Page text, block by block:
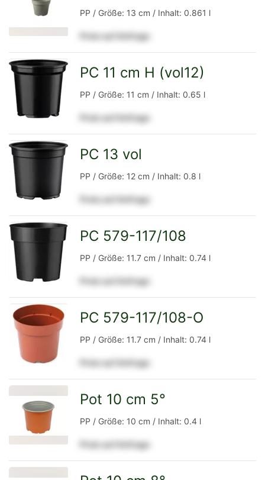
Detailseite
PP / Größe: 13 cm / Inhalt: 0.861 l
Preis auf Anfrage
Detailseite
PC 11 cm H (vol12)
PP / Größe: 11 cm / Inhalt: 0.65 l
Preis auf Anfrage
Detailseite
PC 13 vol
PP / Größe: 12 cm / Inhalt: 0.8 l
Preis auf Anfrage
Detailseite
PC 579-117/108
PP / Größe: 11.7 cm / Inhalt: 0.74 l
Preis auf Anfrage
Detailseite
PC 579-117/108-O
PP / Größe: 11.7 cm / Inhalt: 0.74 l
Preis auf Anfrage
Detailseite
Pot 10 cm 5°
PP / Größe: 10 cm / Inhalt: 0.4 l
Preis auf Anfrage